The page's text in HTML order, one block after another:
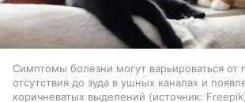
Симптомы болезни могут варьироваться от
отсутствия до зуда в ушных каналах и
коричневатых выделений
источник: Freepik